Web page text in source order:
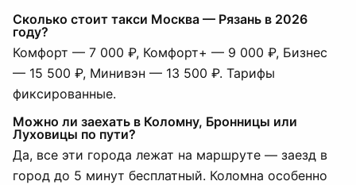
Сколько стоит такси Москва — Рязань в 2026
году?
Комфорт — 7 000 ₽, Комфорт+ — 9 000 ₽, Бизнес
— 15 500 ₽, Минивэн — 13 500 ₽. Тарифы
фиксированные.
Можно ли заехать в Коломну, Бронницы или
Луховицы по пути?
Да, все эти города лежат на маршруте — заезд в
город до 5 минут бесплатный. Коломна особенно